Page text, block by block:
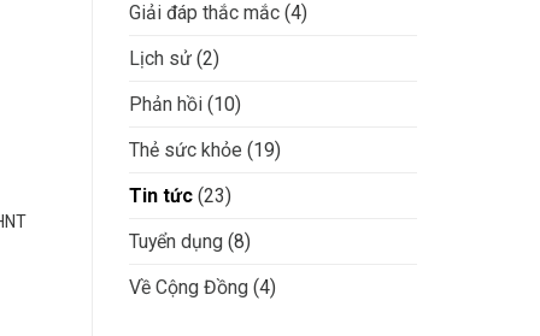
Giải đáp thắc mắc (4)
Lịch sử (2)
Phản hồi (10)
Thẻ sức khỏe (19)
Tin tức (23)
Tuyển dụng (8)
Về Cộng Đồng (4)